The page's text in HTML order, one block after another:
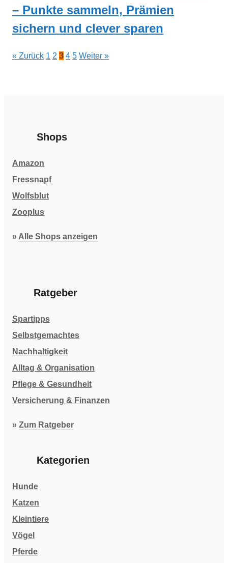
– Punkte sammeln, Prämien
sichern und clever sparen
« Zurück 1 2 3 4 5 Weiter »
Shops
Amazon
Fressnapf
Wolfsblut
Zooplus
»Alle Shops anzeigen
Ratgeber
Spartipps
Selbstgemachtes
Nachhaltigkeit
Alltag & Organisation
Pflege & Gesundheit
Versicherung & Finanzen
» Zum Ratgeber
Kategorien
Hunde
Katzen
Kleintiere
Vögel
Pferde